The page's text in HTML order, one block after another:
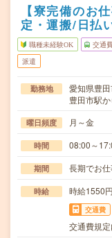
【寮完備のお
定・運搬/日払
職種未経験OK 交通
派遣
勤務地
愛知県豊
豊田市駅
曜日頻度 月～金
時間 08:00～
期間 長期でお
時給 時給1550円
交通費
交通費規